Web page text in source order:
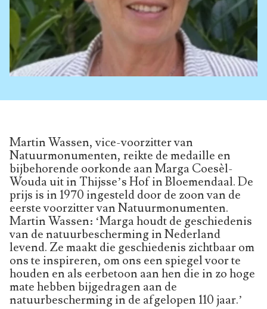
Martin Wassen, vice-voorzitter van
Natuurmonumenten, reikte de medaille en
bijbehorende oorkonde aan Marga Coesèl-
Wouda uit in Thijsse’s Hof in Bloemendaal. De
prijs is in 1970 ingesteld door de zoon van de
eerste voorzitter van Natuurmonumenten.
Martin Wassen: ‘Marga houdt de geschiedenis
van de natuurbescherming in Nederland
levend. Ze maakt die geschiedenis zichtbaar om
ons te inspireren, om ons een spiegel voor te
houden en als eerbetoon aan hen die in zo hoge
mate hebben bijgedragen aan de
natuurbescherming in de afgelopen 110 jaar.’